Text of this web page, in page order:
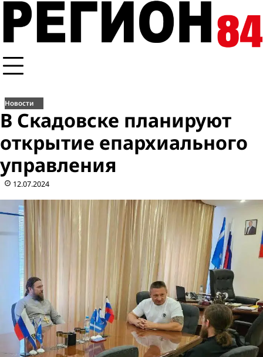
Перейти
содержимому
Новости
В Скадовске планируют
открытие епархиального
управления
12.07.2024